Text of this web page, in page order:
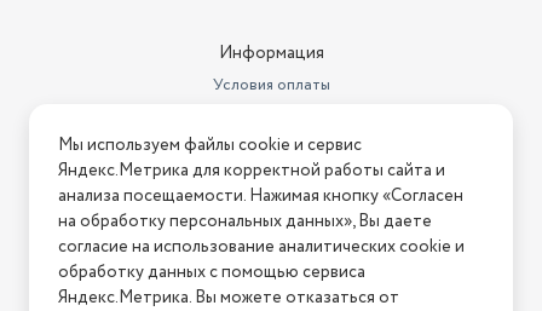
Информация
Условия оплаты
Условия возврата
Нашли ошибку на сайте? Напишите нам
2026 © Интернет-магазин "АстМаркет". У нас есть всё!
Мы используем файлы cookie и сервис
Яндекс.Метрика для корректной работы сайта и
анализа посещаемости. Нажимая кнопку «Согласен
на обработку персональных данных», Вы даете
согласие на использование аналитических cookie и
обработку данных с помощью сервиса
Яндекс.Метрика. Вы можете отказаться от